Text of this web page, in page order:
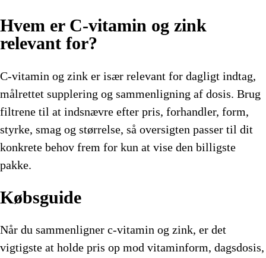
Hvem er C-vitamin og zink
relevant for?
C-vitamin og zink er især relevant for dagligt indtag,
målrettet supplering og sammenligning af dosis. Brug
filtrene til at indsnævre efter pris, forhandler, form,
styrke, smag og størrelse, så oversigten passer til dit
konkrete behov frem for kun at vise den billigste
pakke.
Købsguide
Når du sammenligner c-vitamin og zink, er det
vigtigste at holde pris op mod vitaminform, dagsdosis,